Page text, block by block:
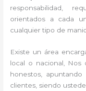
responsabilidad,
orientados a cada
cualquier tipo de
Existe un área
local o nacional, Nos
honestos,
clientes, siendo